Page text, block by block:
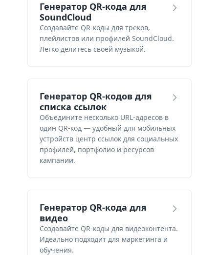
Генератор QR-кода для
SoundCloud
Создавайте QR-коды для треков,
плейлистов или профилей SoundCloud.
Легко делитесь своей музыкой.
Генератор QR-кодов для
списка ссылок
Объедините несколько URL-адресов в
один QR-код — удобный для мобильных
устройств центр ссылок для социальных
профилей, портфолио и ресурсов
кампании.
Генератор QR-кода для
видео
Создавайте QR-коды для видеоконтента.
Идеально подходит для маркетинга и
обучения.